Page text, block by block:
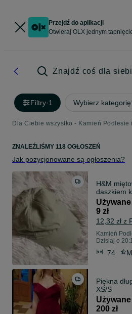
Przejdź do aplikacji
Otwieraj OLX jednym
Znajdź coś dla
Filtry·1 Wybierz kategorię
Dla Ciebie wszystko - Kamień Podlesie
ZNALEŹLIŚMY 118 OGŁOSZEŃ
Jak pozycjonowane są ogłoszenia?
H&M
daszkiem
Używane
9 zł
12,32 zł z
Kamień
Dzisiaj o
74
Piękna
XS/S
Używane
200 zł